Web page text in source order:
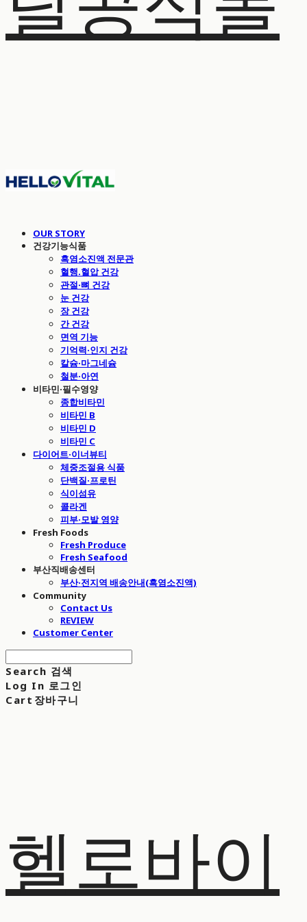
OUR STORY
건강기능식품
흑염소진액 전문관
혈행.혈압 건강
관절·뼈 건강
눈 건강
장 건강
간 건강
면역 기능
기억력·인지 건강
칼슘·마그네슘
철분·아연
비타민·필수영양
종합비타민
비타민 B
비타민 D
비타민 C
다이어트·이너뷰티
체중조절용 식품
단백질·프로틴
식이섬유
콜라겐
피부·모발 영양
Fresh Foods
Fresh Produce
Fresh Seafood
부산직배송센터
부산·전지역 배송안내(흑염소진액)
Community
Contact Us
REVIEW
Customer Center
Search 검색
Log In 로그인
Cart 장바구니
헬로바이